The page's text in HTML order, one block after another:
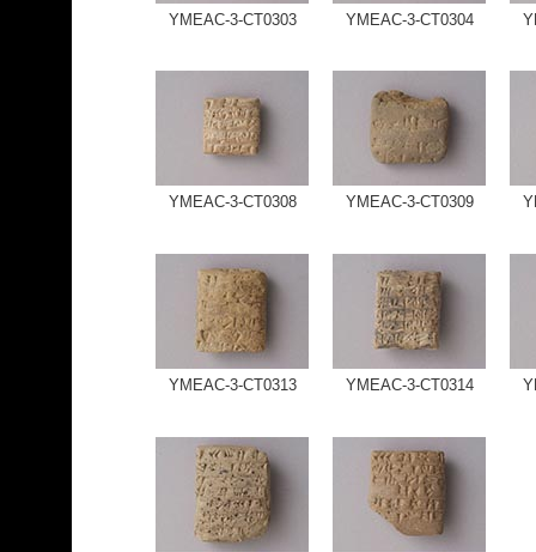
YMEAC-3-CT0303 YMEAC-3-CT0304
YMEAC-3-CT0308 YMEAC-3-CT0309
YMEAC-3-CT0313 YMEAC-3-CT0314